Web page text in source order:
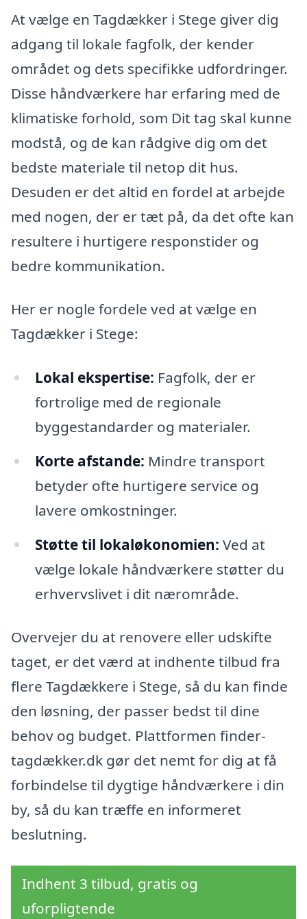
At vælge en Tagdækker i Stege giver dig
adgang til lokale fagfolk, der kender
området og dets specifikke udfordringer.
Disse håndværkere har erfaring med de
klimatiske forhold, som Dit tag skal kunne
modstå, og de kan rådgive dig om det
bedste materiale til netop dit hus.
Desuden er det altid en fordel at arbejde
med nogen, der er tæt på, da det ofte kan
resultere i hurtigere responstider og
bedre kommunikation.
Her er nogle fordele ved at vælge en
Tagdækker i Stege:
Lokal ekspertise: Fagfolk, der er
fortrolige med de regionale
byggestandarder og materialer.
Korte afstande: Mindre transport
betyder ofte hurtigere service og
lavere omkostninger.
Støtte til lokaløkonomien: Ved at
vælge lokale håndværkere støtter du
erhvervslivet i dit nærområde.
Overvejer du at renovere eller udskifte
taget, er det værd at indhente tilbud fra
flere Tagdækkere i Stege, så du kan finde
den løsning, der passer bedst til dine
behov og budget. Plattformen finder-
tagdækker.dk gør det nemt for dig at få
forbindelse til dygtige håndværkere i din
by, så du kan træffe en informeret
beslutning.
Indhent 3 tilbud, gratis og
uforpligtende